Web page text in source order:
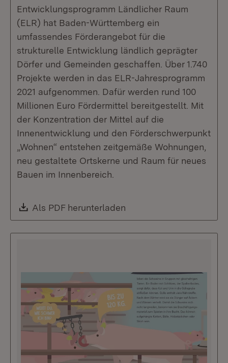
Entwicklungsprogramm Ländlicher Raum
(ELR) hat Baden-Württemberg ein
umfassendes Förderangebot für die
strukturelle Entwicklung ländlich geprägter
Dörfer und Gemeinden geschaffen. Über 1.740
Projekte werden in das ELR-Jahresprogramm
2021 aufgenommen. Dafür werden rund 100
Millionen Euro Fördermittel bereitgestellt. Mit
der Konzentration der Mittel auf die
Innenentwicklung und den Förderschwerpunkt
„Wohnen“ entstehen zeitgemäße Wohnungen,
neu gestaltete Ortskerne und Raum für neues
Bauen im Innenbereich.
Download:
Als PDF herunterladen